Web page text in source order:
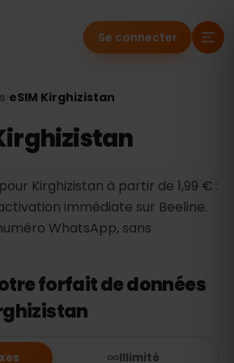
Se connecter
eSIM Kirghizistan
Kirghizistan à partir de 1,99 € :
immédiate sur Beeline.
WhatsApp, sans
forfait de données
Illimité